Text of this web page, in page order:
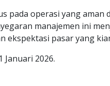
pada operasi yang
manajemen ini
ekspektasi pasar yang
2026.